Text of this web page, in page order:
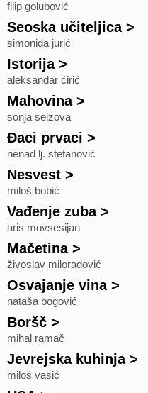
filip golubović
Seoska učiteljica>
simonida jurić
Istorija>
aleksandar ćirić
Mahovina>
sonja seizova
Đaci prvaci >
nenad lj. stefanović
Nesvest >
miloš bobić
Vađenje zuba>
aris movsesijan
Mačetina>
živoslav miloradović
Osvajanje vina>
nataša bogović
Boršč >
mihal ramač
Jevrejska kuhinja>
miloš vasić